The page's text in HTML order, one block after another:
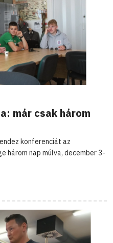
már csak három
konferenciát az
három nap múlva, december 3-